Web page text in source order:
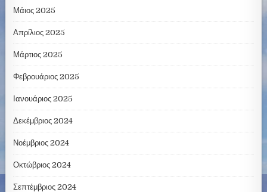
Μάιος 2025
Απρίλιος 2025
Μάρτιος 2025
Φεβρουάριος 2025
Ιανουάριος 2025
Δεκέμβριος 2024
Νοέμβριος 2024
Οκτώβριος 2024
Σεπτέμβριος 2024